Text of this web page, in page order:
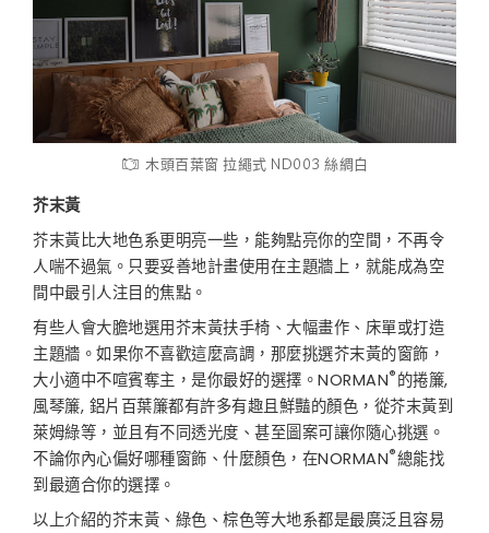
木頭百葉窗 拉繩式 ND003 絲綢白
芥末黃
芥末黃比大地色系更明亮一些，能夠點亮你的空間，不再令
人喘不過氣。只要妥善地計畫使用在主題牆上，就能成為空
間中最引人注目的焦點。
有些人會大膽地選用芥末黃扶手椅、大幅畫作、床單或打造
主題牆。如果你不喜歡這麼高調，那麼挑選芥末黃的窗飾，
大小適中不喧賓奪主，是你最好的選擇。NORMAN® 的捲簾,
風琴簾, 鋁片百葉簾都有許多有趣且鮮豔的顏色，從芥末黃到
萊姆綠等，並且有不同透光度、甚至圖案可讓你隨心挑選。
不論你內心偏好哪種窗飾、什麼顏色，在NORMAN®總能找
到最適合你的選擇。
以上介紹的芥末黃、綠色、棕色等大地系都是最廣泛且容易